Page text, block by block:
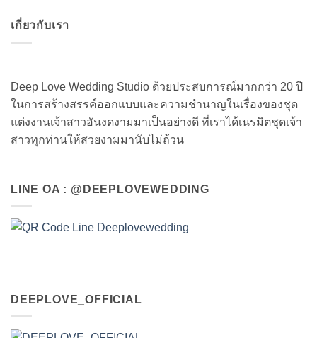
เกี่ยวกับเรา
Deep Love Wedding Studio ด้วยประสบการณ์มากกว่า 20 ปี
ในการสร้างสรรค์ออกแบบและความชำนาญในเรื่องของชุด
แต่งงานเจ้าสาวอันงดงามมาเป็นอย่างดี ที่เราได้เนรมิตชุดเจ้า
สาวทุกท่านให้สวยงามมานับไม่ถ้วน
LINE OA : @DEEPLOVEWEDDING
DEEPLOVE_OFFICIAL